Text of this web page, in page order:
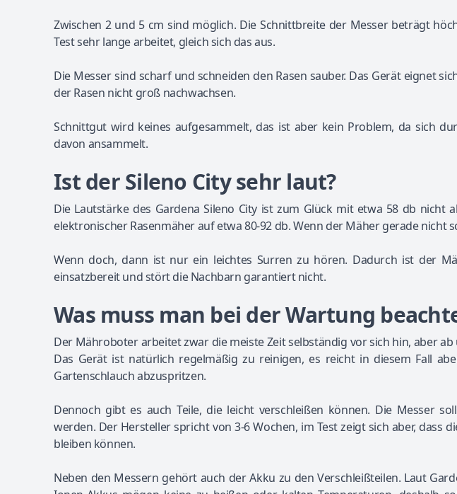
Zwischen 2 und 5 cm sind möglich. Die Schnittbreite der Messer beträgt
Test sehr lange arbeitet, gleich sich das aus.
Die Messer sind scharf und schneiden den Rasen sauber. Das Gerät eignet
der Rasen nicht groß nachwachsen.
Schnittgut wird keines aufgesammelt, das ist aber kein Problem, da sich
davon ansammelt.
Ist der Sileno City sehr laut?
Die Lautstärke des Gardena Sileno City ist zum Glück mit etwa 58 db nicht
elektronischer Rasenmäher auf etwa 80-92 db. Wenn der Mäher gerade nicht
Wenn doch, dann ist nur ein leichtes Surren zu hören. Dadurch ist der
einsatzbereit und stört die Nachbarn garantiert nicht.
Was muss man bei der Wartung
Der Mähroboter arbeitet zwar die meiste Zeit selbständig vor sich hin, aber
Das Gerät ist natürlich regelmäßig zu reinigen, es reicht in diesem Fall
Gartenschlauch abzuspritzen.
Dennoch gibt es auch Teile, die leicht verschleißen können. Die Messer
werden. Der Hersteller spricht von 3-6 Wochen, im Test zeigt sich aber, dass
bleiben können.
Neben den Messern gehört auch der Akku zu den Verschleißteilen. Laut